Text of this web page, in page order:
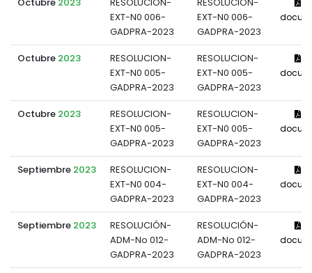
EXT-N0 006-
GADPRA-2023
EXT-N0 006-
GADPRA-2023
Octubre 2023
RESOLUCION-
EXT-N0 005-
GADPRA-2023
RESOLUCION-
EXT-N0 005-
GADPRA-2023
Octubre 2023
RESOLUCION-
EXT-N0 005-
GADPRA-2023
RESOLUCION-
EXT-N0 005-
GADPRA-2023
Septiembre 2023
RESOLUCION-
EXT-N0 004-
GADPRA-2023
RESOLUCION-
EXT-N0 004-
GADPRA-2023
Septiembre 2023
RESOLUCIÓN-
ADM-No 012-
GADPRA-2023
RESOLUCIÓN-
ADM-No 012-
GADPRA-2023